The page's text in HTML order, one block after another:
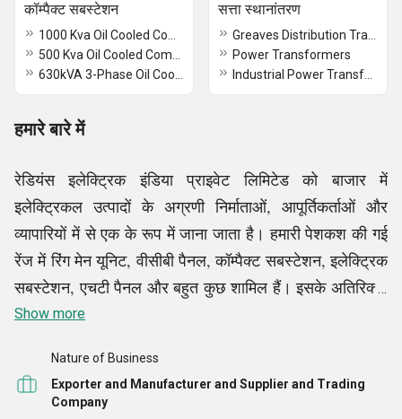
कॉम्पैक्ट सबस्टेशन सत्ता स्थानांतरण
Power Transformers
हमारे बारे में
रेडियंस इलेक्ट्रिक इंडिया प्राइवेट लिमिटेड को बाजार में
इलेक्ट्रिकल उत्पादों के अग्रणी निर्माताओं, आपूर्तिकर्ताओं और
व्यापारियों में से एक के रूप में जाना जाता है। हमारी पेशकश की गई
रेंज में रिंग मेन यूनिट, वीसीबी पैनल, कॉम्पैक्ट सबस्टेशन, इलेक्ट्रिक
सबस्टेशन, एचटी पैनल और बहुत कुछ शामिल हैं। इसके अतिरिक्त,
ट्रांसफॉर्मर रिपेयर एंड मेंटेनेंस सर्विसेज उन कुछ सेवाओं में से एक है
की संतुष्टि के उच्चतम स्तर को प्राप्त करने के लिए समर्पित हैं जो
उन्होंने हमसे खरीदे हैं।
Show more
Nature of Business
Exporter and Manufacturer and Supplier and Trading
Company